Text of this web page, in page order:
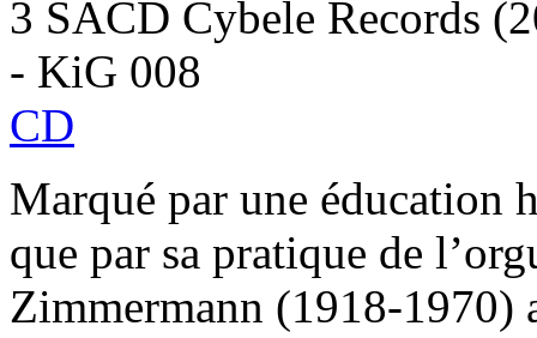
3 SACD Cybele Records
- KiG 008
CD
Marqué par une éducation
que par sa pratique de
Zimmermann (1918-1970)